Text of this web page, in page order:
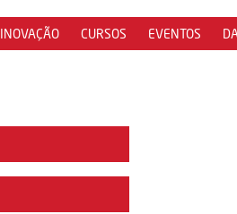
INOVAÇÃO CURSOS EVENTOS